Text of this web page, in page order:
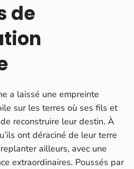
de
a laissé une empreinte
sur les terres où ses fils et
reconstruire leur destin. À
ont déraciné de leur terre
ailleurs, avec une
extraordinaires. Poussés par